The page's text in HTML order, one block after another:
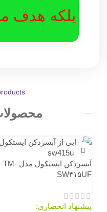
بلکه هدف
ناموجود
آبسردکن ایستکول مدل TM-
SW۴۱۵UF
پیشنهاد انحصاری: